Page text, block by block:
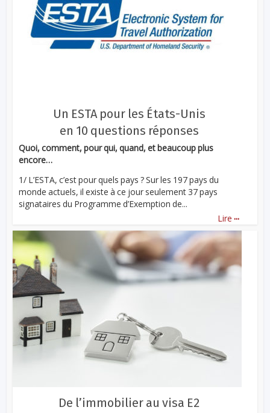
Un ESTA pour les États-Unis
en 10 questions réponses
Quoi, comment, pour qui, quand, et beaucoup plus
encore…
1/ L’ESTA, c’est pour quels pays ? Sur les 197 pays du
monde actuels, il existe à ce jour seulement 37 pays
signataires du Programme d’Exemption de...
Lire ...
De l’immobilier au visa E2